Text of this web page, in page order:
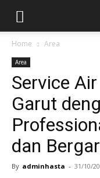
Home Area
Area
Service
Garut
dan
By adminhasta - 31/10/